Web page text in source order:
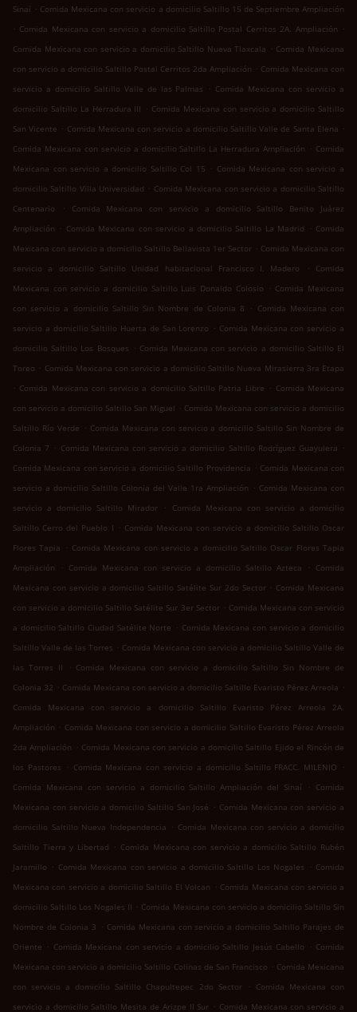
Sinaí . Comida Mexicana con servicio a domicilio Saltillo 15 de Septiembre Ampliación
. Comida Mexicana con servicio a domicilio Saltillo Postal Cerritos 2A. Ampliación .
Comida Mexicana con servicio a domicilio Saltillo Nueva Tlaxcala . Comida Mexicana
con servicio a domicilio Saltillo Postal Cerritos 2da Ampliación . Comida Mexicana con
servicio a domicilio Saltillo Valle de las Palmas
. Comida Mexicana con servicio a
domicilio Saltillo La Herradura III . Comida Mexicana con servicio a domicilio Saltillo
San Vicente . Comida Mexicana con servicio a domicilio Saltillo Valle de Santa Elena .
Comida Mexicana con servicio a domicilio Saltillo La Herradura Ampliación . Comida
Mexicana con servicio a domicilio Saltillo Col 15 . Comida Mexicana con servicio a
domicilio Saltillo Villa Universidad . Comida Mexicana con servicio a domicilio Saltillo
Centenario
.
Comida Mexicana con servicio a domicilio Saltillo Benito Juárez
Ampliación . Comida Mexicana con servicio a domicilio Saltillo La Madrid . Comida
Mexicana con servicio a domicilio Saltillo Bellavista 1er Sector . Comida Mexicana con
servicio a domicilio Saltillo Unidad habitacional Francisco I. Madero
.
Comida
Mexicana con servicio a domicilio Saltillo Luis Donaldo Colosio
. Comida Mexicana
con servicio a domicilio Saltillo Sin Nombre de Colonia 8
. Comida Mexicana con
servicio a domicilio Saltillo Huerta de San Lorenzo . Comida Mexicana con servicio a
domicilio Saltillo Los Bosques . Comida Mexicana con servicio a domicilio Saltillo El
Toreo . Comida Mexicana con servicio a domicilio Saltillo Nueva Mirasierra 3ra Etapa
. Comida Mexicana con servicio a domicilio Saltillo Patria Libre . Comida Mexicana
con servicio a domicilio Saltillo San Miguel . Comida Mexicana con servicio a domicilio
Saltillo Río Verde . Comida Mexicana con servicio a domicilio Saltillo Sin Nombre de
Colonia 7 . Comida Mexicana con servicio a domicilio Saltillo Rodríguez Guayulera .
Comida Mexicana con servicio a domicilio Saltillo Providencia . Comida Mexicana con
servicio a domicilio Saltillo Colonia del Valle 1ra Ampliación . Comida Mexicana con
servicio a domicilio Saltillo Mirador
.
Comida Mexicana con servicio a domicilio
Saltillo Cerro del Pueblo I . Comida Mexicana con servicio a domicilio Saltillo Oscar
Flores Tapia
. Comida Mexicana con servicio a domicilio Saltillo Oscar Flores Tapia
Ampliación
. Comida Mexicana con servicio a domicilio Saltillo Azteca . Comida
Mexicana con servicio a domicilio Saltillo Satélite Sur 2do Sector . Comida Mexicana
con servicio a domicilio Saltillo Satélite Sur 3er Sector . Comida Mexicana con servicio
a domicilio Saltillo Ciudad Satélite Norte . Comida Mexicana con servicio a domicilio
Saltillo Valle de las Torres . Comida Mexicana con servicio a domicilio Saltillo Valle de
las Torres II
. Comida Mexicana con servicio a domicilio Saltillo Sin Nombre de
Colonia 32 . Comida Mexicana con servicio a domicilio Saltillo Evaristo Pérez Arreola .
Comida Mexicana con servicio a domicilio Saltillo Evaristo Pérez Arreola 2A.
Ampliación . Comida Mexicana con servicio a domicilio Saltillo Evaristo Pérez Arreola
2da Ampliación . Comida Mexicana con servicio a domicilio Saltillo Ejido el Rincón de
los Pastores
. Comida Mexicana con servicio a domicilio Saltillo FRACC. MILENIO
.
Comida Mexicana con servicio a domicilio Saltillo Ampliación del Sinaí
. Comida
Mexicana con servicio a domicilio Saltillo San José . Comida Mexicana con servicio a
domicilio Saltillo Nueva Independencia . Comida Mexicana con servicio a domicilio
Saltillo Tierra y Libertad . Comida Mexicana con servicio a domicilio Saltillo Rubén
Jaramillo . Comida Mexicana con servicio a domicilio Saltillo Los Nogales . Comida
Mexicana con servicio a domicilio Saltillo El Volcan . Comida Mexicana con servicio a
domicilio Saltillo Los Nogales II . Comida Mexicana con servicio a domicilio Saltillo Sin
Nombre de Colonia 3 . Comida Mexicana con servicio a domicilio Saltillo Parajes de
Oriente . Comida Mexicana con servicio a domicilio Saltillo Jesús Cabello . Comida
Mexicana con servicio a domicilio Saltillo Colinas de San Francisco . Comida Mexicana
con servicio a domicilio Saltillo Chapultepec 2do Sector
. Comida Mexicana con
servicio a domicilio Saltillo Mesita de Arizpe II Sur . Comida Mexicana con servicio a